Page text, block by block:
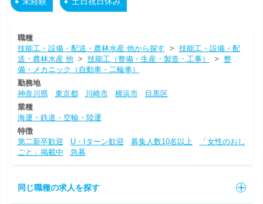
職種
技能工・設備・配送・農林水産 他から探す > 技能工・設備・配
送・農林水産 他> 技能工（整備・生産・製造・工事） > 整
備・メカニック（自動車・二輪車）
勤務地
神奈川県
東京都 川崎市 横浜市
目黒区
業種
海運・鉄道・空輸・陸運
特徴
第二新卒歓迎
U・Iターン歓迎 募集人数10名以上
「女性のおし
ごと」掲載中
急募
同じ職種の求人を探す